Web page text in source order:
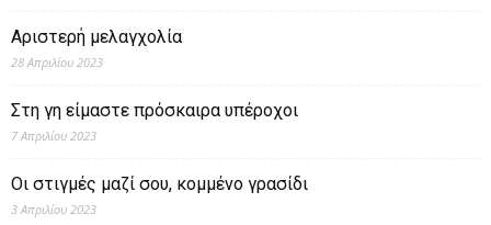
Αριστερή μελαγχολία
28 Απριλίου 2023
Στη γη είμαστε πρόσκαιρα υπέροχοι
7 Απριλίου 2023
Οι στιγμές μαζί σου, κομμένο γρασίδι
3 Απριλίου 2023